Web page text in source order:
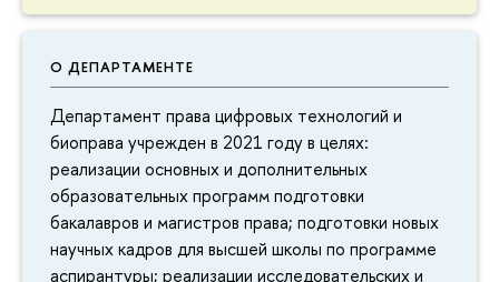
О ДЕПАРТАМЕНТЕ
Департамент права цифровых технологий и
биоправа учрежден в 2021 году в целях:
реализации основных и дополнительных
образовательных программ подготовки
бакалавров и магистров права; подготовки новых
научных кадров для высшей школы по программе
аспирантуры; реализации исследовательских и